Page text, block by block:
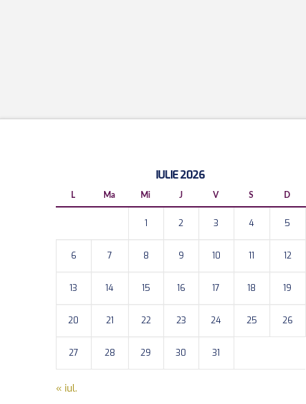
IULIE 2026
L Ma Mi J V S D
1 2 3 4 5
6 7 8 9 10 11 12
13 14 15 16 17 18 19
20 21 22 23 24 25 26
27 28 29 30 31
« iul.